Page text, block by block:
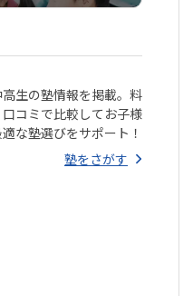
高生の塾情報を掲載。料
コミで比較してお子様
適な塾選びをサポート！
塾をさがす